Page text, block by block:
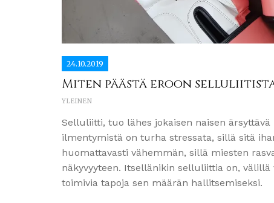
24.10.2019
Miten päästä eroon
YLEINEN
Selluliitti, tuo lähes jokaisen naisen
ilmentymistä on turha stressata, sillä sitä
huomattavasti vähemmän, sillä miesten
näkyvyyteen. Itsellänikin selluliittia on,
toimivia tapoja sen määrän hallitsemiseksi.